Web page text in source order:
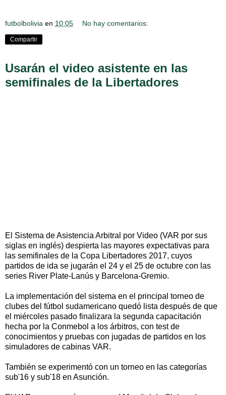
futbolbolivia en 10:05 No hay comentarios:
Compartir
Usarán el video asistente en las
semifinales de la Libertadores
El Sistema de Asistencia Arbitral por Video (VAR por sus
siglas en inglés) despierta las mayores expectativas para
las semifinales de la Copa Libertadores 2017, cuyos
partidos de ida se jugarán el 24 y el 25 de octubre con las
series River Plate-Lanús y Barcelona-Gremio.
La implementación del sistema en el principal torneo de
clubes del fútbol sudamericano quedó lista después de que
el miércoles pasado finalizara la segunda capacitación
hecha por la Conmebol a los árbitros, con test de
conocimientos y pruebas con jugadas de partidos en los
simuladores de cabinas VAR.
También se experimentó con un torneo en las categorías
sub'16 y sub'18 en Asunción.